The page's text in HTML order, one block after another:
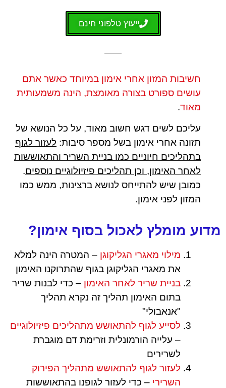
ייעוץ טלפוני חינם
חשיבות המזון אחרי אימון במיוחד כאשר אתם
עושים ספורט בצורה מאומצת, הינה משמעותית
מאוד.
עליכם לשים דגש חשוב מאוד, על כל הנושא של
תזונה אחרי אימון בשל מספר סיבות: לעזור לגוף
בתהליכים חיוניים כמו בניית השריר והתאוששות
לאחר האימון, וכן תהליכים פיזיולוגיים נוספים.
כמובן שיש להתייחס לנושא ברצינות, ממש כמו
המזון לפני אימון.
מדוע מומלץ לאכול בסוף אימון?
מילוי מאגרי הגליקוגן – המטרה הינה למלא
את מאגרי הגליקוגן בגוף שהתרוקנו האימון
בניית שריר לאחר האימון – כדי לבנות שריר
בתום האימון תהליך זה נקרא תהליך
"אנאבולי"
לסייע לגוף להתאושש מתהליכים פיזיולוגיים
– עלייה הורמונלית וזרימת דם מוגברת
לשרירים
לעזור לגוף להתאושש מתהליך הפירוק
השרירי – כדי לעזור לגופנו בהתאוששות